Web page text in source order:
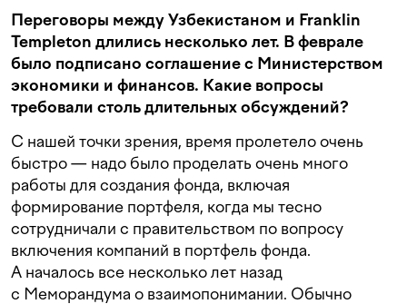
Переговоры между Узбекистаном и Franklin
Templeton длились несколько лет. В феврале
было подписано соглашение с Министерством
экономики и финансов. Какие вопросы
требовали столь длительных обсуждений?
С нашей точки зрения, время пролетело очень
быстро — надо было проделать очень много
работы для создания фонда, включая
формирование портфеля, когда мы тесно
сотрудничали с правительством по вопросу
включения компаний в портфель фонда.
А началось все несколько лет назад
с Меморандума о взаимопонимании. Обычно